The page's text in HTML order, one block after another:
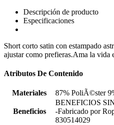
Descripción de producto
Especificaciones
Short corto satin con estampado
ajustar como prefieras.Ama la vida
Atributos De Contenido
Materiales 87% PoliÃ©ster
Beneficios
BENEFICIOS
-Fabricado por
830514029